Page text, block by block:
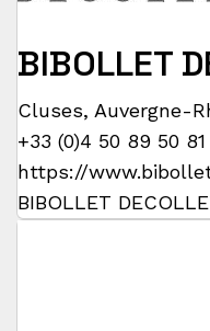
BIBOLLET
Cluses, Auvergne-
+33 (0)4 50 89 50 81
https://
BIBOLLET